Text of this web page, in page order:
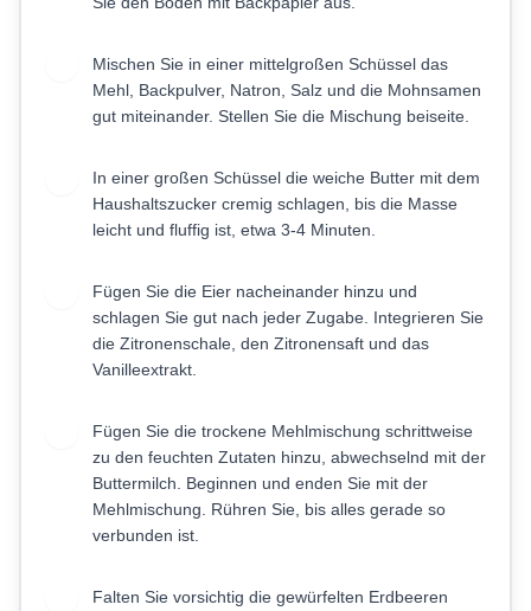
Mischen Sie in einer mittelgroßen Schüssel das
Mehl, Backpulver, Natron, Salz und die Mohnsamen
gut miteinander. Stellen Sie die Mischung beiseite.
In einer großen Schüssel die weiche Butter mit dem
Haushaltszucker cremig schlagen, bis die Masse
leicht und fluffig ist, etwa 3-4 Minuten.
Fügen Sie die Eier nacheinander hinzu und
schlagen Sie gut nach jeder Zugabe. Integrieren Sie
die Zitronenschale, den Zitronensaft und das
Vanilleextrakt.
Fügen Sie die trockene Mehlmischung schrittweise
zu den feuchten Zutaten hinzu, abwechselnd mit der
Buttermilch. Beginnen und enden Sie mit der
Mehlmischung. Rühren Sie, bis alles gerade so
verbunden ist.
Falten Sie vorsichtig die gewürfelten Erdbeeren